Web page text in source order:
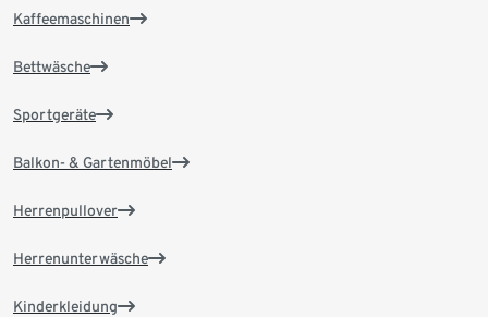
Kaffeemaschinen
Bettwäsche
Sportgeräte
Balkon- & Gartenmöbel
Herrenpullover
Herrenunterwäsche
Kinderkleidung